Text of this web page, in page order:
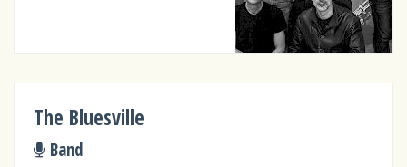
The Bluesville
Band